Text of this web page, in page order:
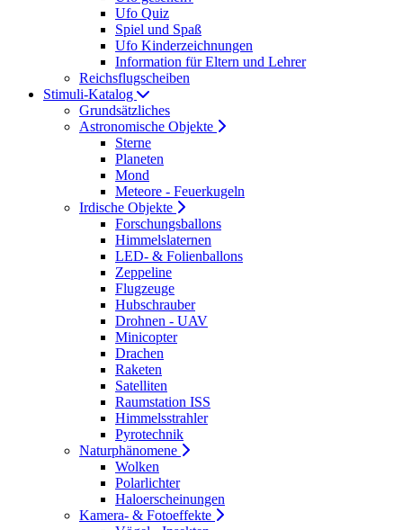
Ufo Quiz
Spiel und Spaß
Ufo Kinderzeichnungen
Information für Eltern und Lehrer
Reichsflugscheiben
Stimuli-Katalog
Grundsätzliches
Astronomische Objekte
Sterne
Planeten
Mond
Meteore - Feuerkugeln
Irdische Objekte
Forschungsballons
Himmelslaternen
LED- & Folienballons
Zeppeline
Flugzeuge
Hubschrauber
Drohnen - UAV
Minicopter
Drachen
Raketen
Satelliten
Raumstation ISS
Himmelsstrahler
Pyrotechnik
Naturphänomene
Wolken
Polarlichter
Haloerscheinungen
Kamera- & Fotoeffekte